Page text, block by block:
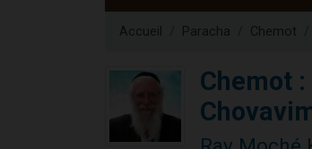
Accueil Paracha Chemot
Chemot